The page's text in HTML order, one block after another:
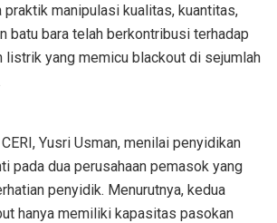
praktik manipulasi kualitas, kuantitas,
batu bara telah berkontribusi terhadap
listrik yang memicu blackout di sejumlah
Yusri Usman, menilai penyidikan
pada dua perusahaan pemasok yang
penyidik. Menurutnya, kedua
hanya memiliki kapasitas pasokan